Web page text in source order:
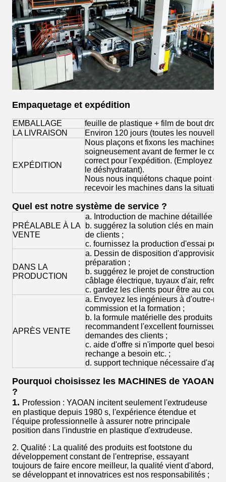
Empaquetage et expédition
EMBALLAGE
feuille de plastique + film de bout droit
LA LIVRAISON
Environ 120 jours (toutes les nouvelles
EXPÉDITION
Nous plaçons et fixons les machines
soigneusement avant de fermer le
correct pour l'expédition. (Employez le
le déshydratant).
Nous nous inquiétons chaque point
recevoir les machines dans la situation
Quel est notre système de service ?
PRÉALABLE À LA
VENTE
a. Introduction de machine détaillée ;
b. suggérez la solution clés en main
de clients ;
c. fournissez la production d'essai pour
DANS LA
PRODUCTION
a. Dessin de disposition
préparation ;
b. suggérez le projet de construction
câblage électrique, tuyaux d'air,
c. gardez les clients pour être au
APRÈS VENTE
a. Envoyez les ingénieurs à d'outre-
commission et la formation ;
b. la formule matérielle des produits
recommandent l'excellent fournisseur
demandes des clients ;
c. aide d'offre si n'importe quel besoin
rechange a besoin etc. ;
d. support technique nécessaire
Pourquoi choisissez les MACHINES de YAOAN
?
1. Profession : YAOAN incitent seulement l'extrudeuse
en plastique depuis 1980 s, l'expérience étendue et
l'équipe professionnelle à assurer notre principale
position dans l'industrie en plastique d'extrudeuse.
2. Qualité : La qualité des produits est footstone du
développement constant de l'entreprise, essayant
toujours de faire encore meilleur, la qualité vient d'abord,
se développant et innovatrices est nos responsabilités ;